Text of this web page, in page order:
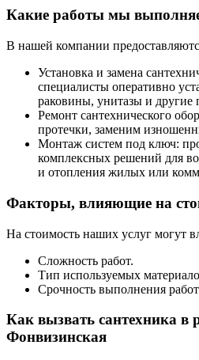
Какие работы мы
В нашей компании
Установка и замена
специалисты оперативно
раковины, унитазы и другие
Ремонт сантехнического
протечки, заменим
Монтаж систем под ключ:
комплексных решений для
и отопления жилых или
Факторы, влияющие на
На стоимость наших услуг могут
Сложность работ.
Тип используемых
Срочность выполнения
Как вызвать сантехника в
Фонвизинская